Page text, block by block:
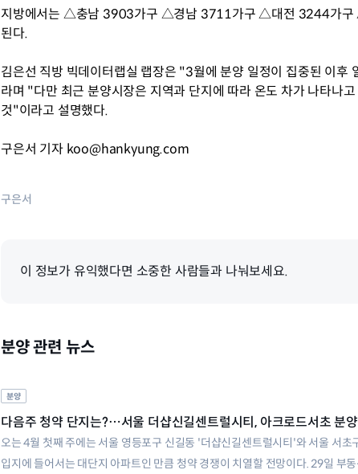
지방에서는 △충남 3903가구 △경남 3711가구 △대전 3244가
된다.
김은선 직방 빅데이터랩실 랩장은 "3월에 분양 일정이 집중된 이후
라며 "다만 최근 분양시장은 지역과 단지에 따라 온도 차가 나타나
것"이라고 설명했다.
구은서 기자 koo@hankyung.com
구은서
이 정보가 유익했다면 소중한 사람들과 나눠보세요.
분양 관련 뉴스
분양
다음주 청약 단지는?…서울 더샵신길센트럴시티, 아크로드서초 분
오는 4월 첫째 주에는 서울 영등포구 신길동 '더샵신길센트럴시티'와 서울 서
입지에 들어서는 대단지 아파트인 만큼 청약 경쟁이 치열할 전망이다. 29일 부